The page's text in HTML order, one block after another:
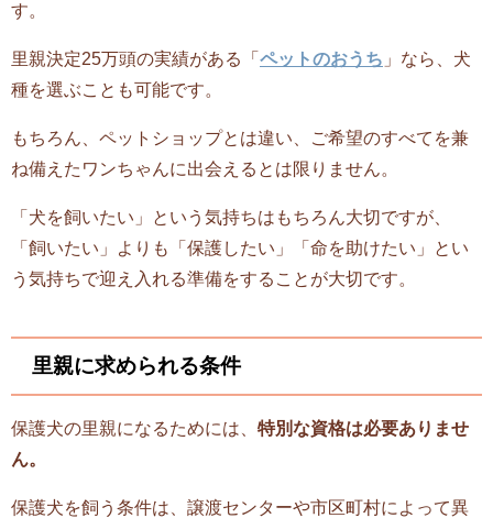
す。
里親決定25万頭の実績がある「 ペットのおうち 」なら、犬
種を選ぶことも可能です。
もちろん、ペットショップとは違い、ご希望のすべてを兼
ね備えたワンちゃんに出会えるとは限りません。
「犬を飼いたい」という気持ちはもちろん大切ですが、
「飼いたい」よりも「保護したい」「命を助けたい」とい
う気持ちで迎え入れる準備をすることが大切です。
里親に求められる条件
保護犬の里親になるためには、 特別な資格は必要ありませ
ん。
保護犬を飼う条件は、譲渡センターや市区町村によって異